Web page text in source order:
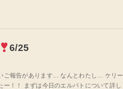
6/25
ご報告があります… なんとわたし… ケリー
ー！！ まずは今日のエルパトについて詳し